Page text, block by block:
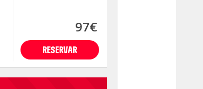
RESERVAR
97€